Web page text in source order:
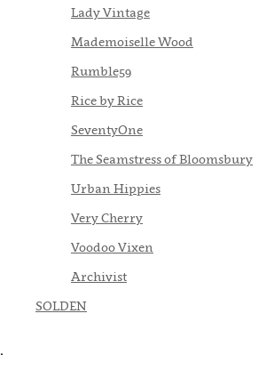
Lady Vintage
Mademoiselle Wood
Rumble59
Rice by Rice
SeventyOne
The Seamstress of Bloomsbury
Urban Hippies
Very Cherry
Voodoo Vixen
Archivist
SOLDEN
.